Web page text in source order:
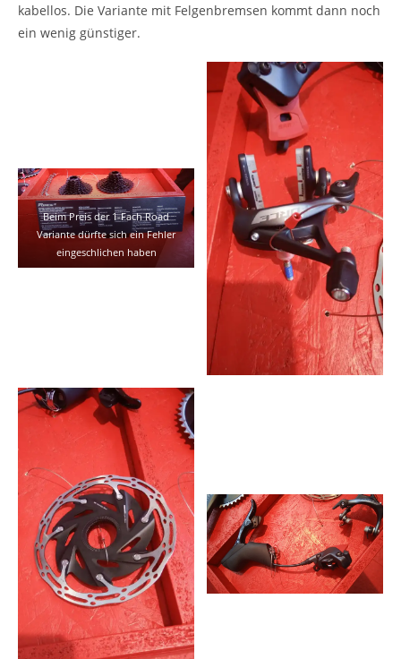
kabellos. Die Variante mit Felgenbremsen kommt dann noch
ein wenig günstiger.
Beim Preis der 1-Fach Road
Variante dürfte sich ein Fehler
eingeschlichen haben